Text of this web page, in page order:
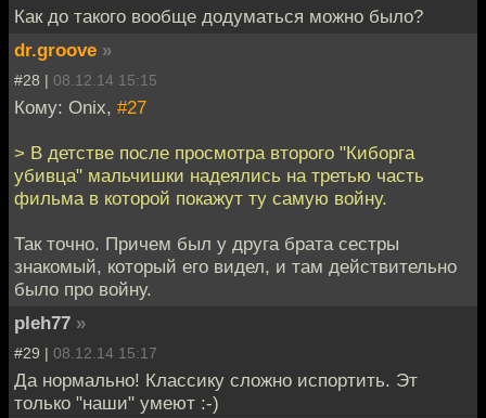
Как до такого вообще додуматься можно было?
dr.groove »
#28 | 08.12.14 15:15
Кому: Onix, #27
> В детстве после просмотра второго "Киборга
убивца" мальчишки надеялись на третью часть
фильма в которой покажут ту самую войну.
Так точно. Причем был у друга брата сестры
знакомый, который его видел, и там действительно
было про войну.
pleh77 »
#29 | 08.12.14 15:17
Да нормально! Классику сложно испортить. Эт
только "наши" умеют :-)